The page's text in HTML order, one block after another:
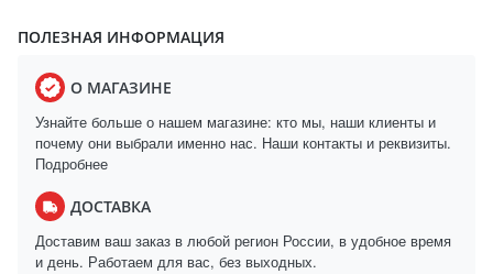
ПОЛЕЗНАЯ ИНФОРМАЦИЯ
О МАГАЗИНЕ
Узнайте больше о нашем магазине: кто мы, наши клиенты и
почему они выбрали именно нас. Наши контакты и реквизиты.
Подробнее
ДОСТАВКА
Доставим ваш заказ в любой регион России, в удобное время
и день. Работаем для вас, без выходных.